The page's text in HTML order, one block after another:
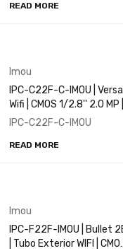
READ MORE
Imou
IPC-C22F-C-IMOU |
Wifi | CMOS 1/2.8'' 2.0 MP |
1080P | IR 20M | IP65 |
IPC-C22F-C-IMOU
READ MORE
Imou
IPC-F22F-IMOU | Bullet
| Tubo Exterior WIFI |